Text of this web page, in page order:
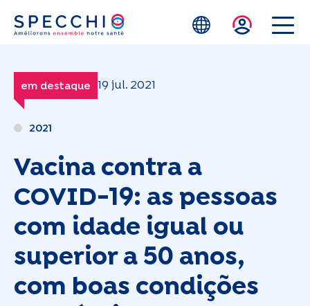
Skip to main content
em destaque 19 jul. 2021
2021
Vacina contra a
COVID-19: as pessoas
com idade igual ou
superior a 50 anos,
com boas condições